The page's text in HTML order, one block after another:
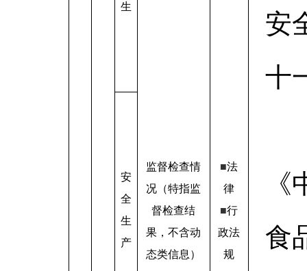
监督检查情
况（特指监
督检查结
果，不含动
态类信息）
■法
律
■行
政法
规
安
十
食
生
安
全
生
产